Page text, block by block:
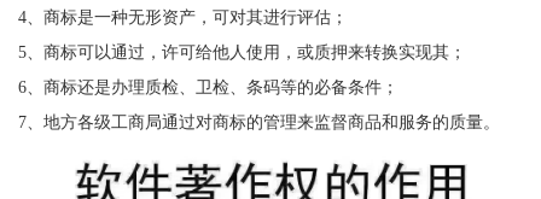
4、商标是一种无形资产，可对其进行评估；
5、商标可以通过，许可给他人使用，或质押来转换实现其；
6、商标还是办理质检、卫检、条码等的必备条件；
7、地方各级工商局通过对商标的管理来监督商品和服务的质量。